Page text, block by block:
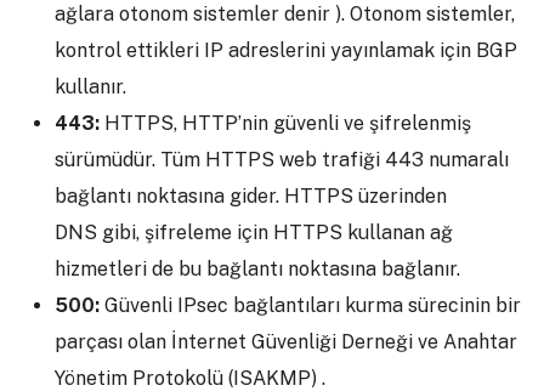
ağlara otonom sistemler denir ). Otonom sistemler,
kontrol ettikleri IP adreslerini yayınlamak için BGP
kullanır.
443: HTTPS, HTTP’nin güvenli ve şifrelenmiş
sürümüdür. Tüm HTTPS web trafiği 443 numaralı
bağlantı noktasına gider. HTTPS üzerinden
DNS gibi, şifreleme için HTTPS kullanan ağ
hizmetleri de bu bağlantı noktasına bağlanır.
500: Güvenli IPsec bağlantıları kurma sürecinin bir
parçası olan İnternet Güvenliği Derneği ve Anahtar
Yönetim Protokolü (ISAKMP) .